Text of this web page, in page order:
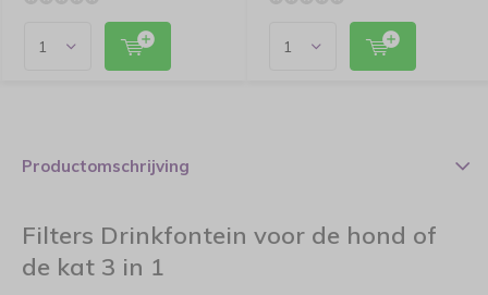
Productomschrijving
Filters Drinkfontein voor de hond of
de kat 3 in 1